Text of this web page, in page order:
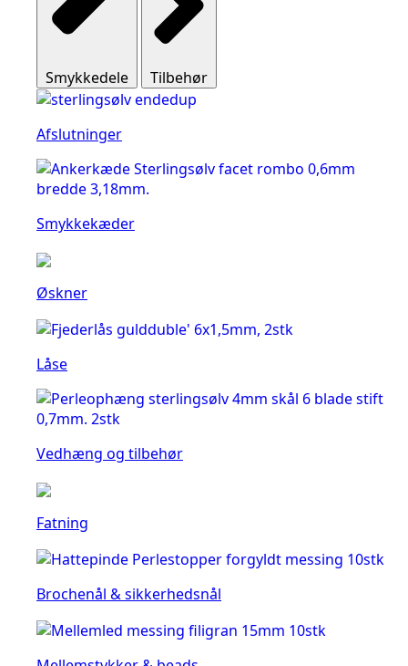
Smykkedele Tilbehør
Afslutninger
Smykkekæder
Øskner
Låse
Vedhæng og tilbehør
Fatning
Brochenål & sikkerhedsnål